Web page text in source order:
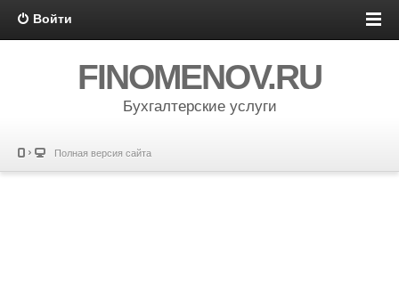
Войти
FINOMENOV.RU
Бухгалтерские услуги
Полная версия сайта